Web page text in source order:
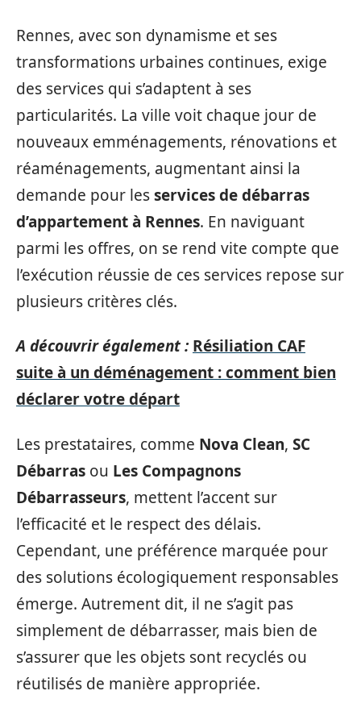
Rennes, avec son dynamisme et ses
transformations urbaines continues, exige
des services qui s’adaptent à ses
particularités. La ville voit chaque jour de
nouveaux emménagements, rénovations et
réaménagements, augmentant ainsi la
demande pour lesservices de débarras
d’appartement à Rennes. En naviguant
parmi les offres, on se rend vite compte que
l’exécution réussie de ces services repose sur
plusieurs critères clés.
A découvrir également : Résiliation CAF
suite à un déménagement : comment bien
déclarer votre départ
Les prestataires, comme Nova Clean, SC
Débarras ou Les Compagnons
Débarrasseurs, mettent l’accent sur
l’efficacité et le respect des délais.
Cependant, une préférence marquée pour
des solutions écologiquement responsables
émerge. Autrement dit, il ne s’agit pas
simplement de débarrasser, mais bien de
s’assurer que les objets sont recyclés ou
réutilisés de manière appropriée.